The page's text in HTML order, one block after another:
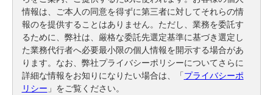
情報は、ご本人の同意を得ずに第三者に対してそれらの情
報のを提供することはありません。ただし、業務を委託す
るために、弊社は、厳格な委託先選定基準に基づき選定し
た業務代行者へ必要最小限の個人情報を開示する場合があ
ります。なお、弊社プライバシーポリシーについてさらに
詳細な情報をお知りになりたい場合は、「プライバシーポ
リシー 」をご覧ください。